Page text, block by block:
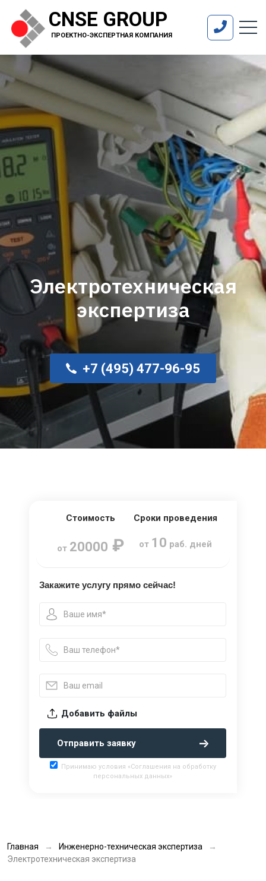
CNSE GROUP
ПРОЕКТНО-ЭКСПЕРТНАЯ КОМПАНИЯ
Электротехническая
экспертиза
+7 (495) 477-96-95
Стоимость
от 20000 ₽
Сроки проведения
от 10 раб. дней
Закажите услугу прямо сейчас!
Добавить файлы
Отправить заявку
Принимаю условия «Соглашения на обработку
персональных данных»
Главная
Инженерно-техническая экспертиза
Электротехническая экспертиза